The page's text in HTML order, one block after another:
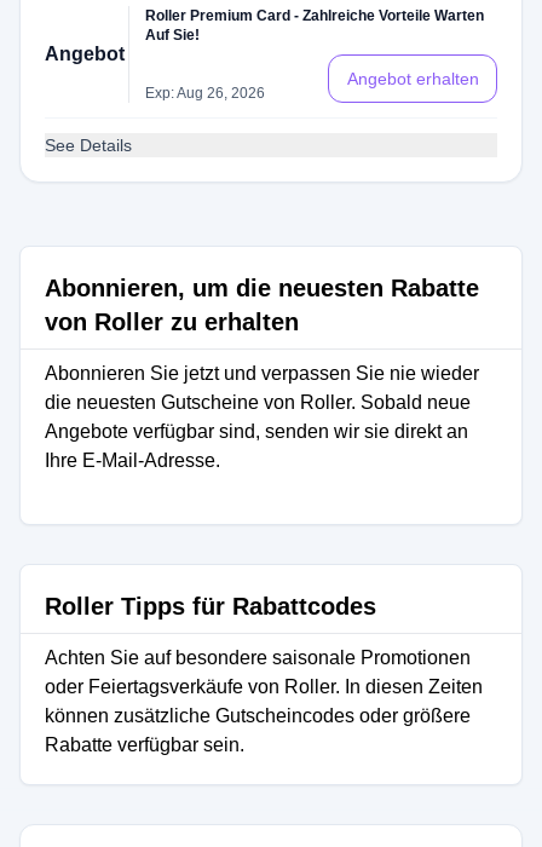
Angebot
Roller Premium Card - Zahlreiche Vorteile Warten
Auf Sie!
Exp: Aug 26, 2026
Angebot erhalten
See Details
Abonnieren, um die neuesten Rabatte
von Roller zu erhalten
Abonnieren Sie jetzt und verpassen Sie nie wieder
die neuesten Gutscheine von Roller. Sobald neue
Angebote verfügbar sind, senden wir sie direkt an
Ihre E-Mail-Adresse.
Roller Tipps für Rabattcodes
Achten Sie auf besondere saisonale Promotionen
oder Feiertagsverkäufe von Roller. In diesen Zeiten
können zusätzliche Gutscheincodes oder größere
Rabatte verfügbar sein.